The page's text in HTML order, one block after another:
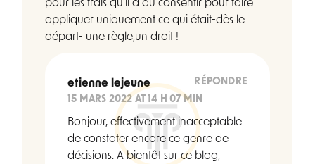
pour les frais qu’il a dû consentir pour faire
appliquer uniquement ce qui était-dès le
départ- une règle,un droit !
etienne lejeune
15 MARS 2022 AT 14 H 07 MIN
RÉPONDRE
Bonjour, effectivement inacceptable
de constater encore ce genre de
décisions. A bientôt sur ce blog,